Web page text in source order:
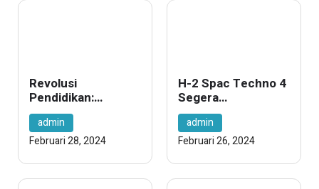
Revolusi
Pendidikan:
Mengapa Kurikulum
Merdeka
Mengubah
admin
Februari 28, 2024
H-2 Spac Techno 4
Segera
Dilaksanakan
admin
Februari 26, 2024